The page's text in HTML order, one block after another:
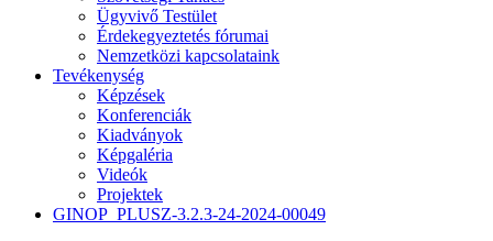
Ügyvivő Testület
Érdekegyeztetés fórumai
Nemzetközi kapcsolataink
Tevékenység
Képzések
Konferenciák
Kiadványok
Képgaléria
Videók
Projektek
GINOP_PLUSZ-3.2.3-24-2024-00049